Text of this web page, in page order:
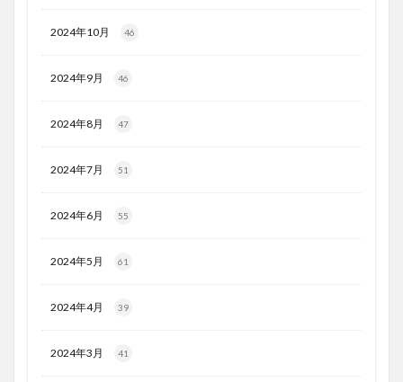
2024年10月 46
2024年9月 46
2024年8月 47
2024年7月 51
2024年6月 55
2024年5月 61
2024年4月 39
2024年3月 41